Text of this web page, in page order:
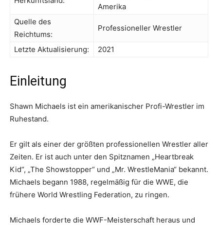
Amerika
Quelle des
Reichtums:
Professioneller Wrestler
Letzte Aktualisierung: 2021
Einleitung
Shawn Michaels ist ein amerikanischer Profi-Wrestler im
Ruhestand.
Er gilt als einer der größten professionellen Wrestler aller
Zeiten. Er ist auch unter den Spitznamen „Heartbreak
Kid“, „The Showstopper“ und „Mr. WrestleMania“ bekannt.
Michaels begann 1988, regelmäßig für die WWE, die
frühere World Wrestling Federation, zu ringen.
Michaels forderte die WWF-Meisterschaft heraus und